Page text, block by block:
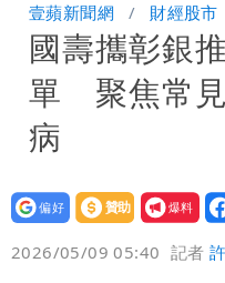
台北山區升級
大潮 恐海水
澎湖13兒女
法官都怒了：
桃園復興宣布
次看
慈濟遭詐10
壹蘋新聞網 財經股市
國壽攜彰銀
單 聚焦常
病
設為
贊助
我要
爆料
2026/05/09 05:40 記者